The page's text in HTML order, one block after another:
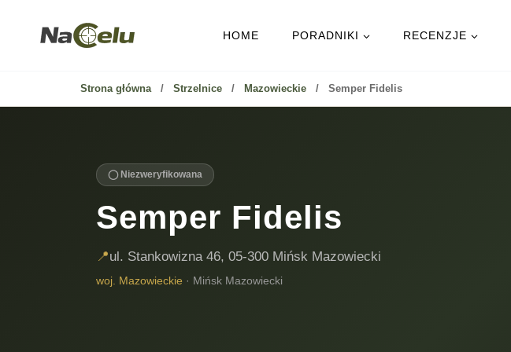
HOME PORADNIKI RECENZJE
Strona główna / Strzelnice / Mazowieckie / Semper Fidelis
◯ Niezweryfikowana
Semper Fidelis
📍ul. Stankowizna 46, 05-300 Mińsk Mazowiecki
woj. Mazowieckie · Mińsk Mazowiecki